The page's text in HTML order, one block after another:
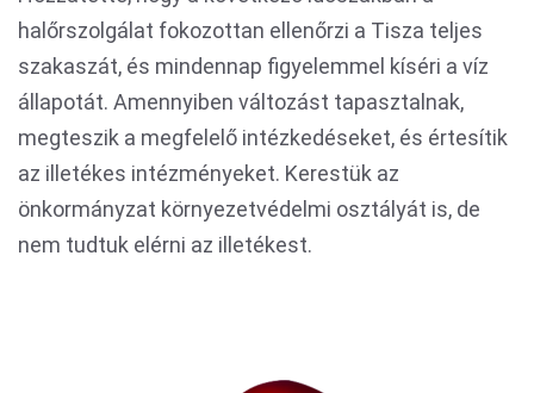
halőrszolgálat fokozottan ellenőrzi a Tisza teljes
szakaszát, és mindennap figyelemmel kíséri a víz
állapotát. Amennyiben változást tapasztalnak,
megteszik a megfelelő intézkedéseket, és értesítik
az illetékes intézményeket. Kerestük az
önkormányzat környezetvédelmi osztályát is, de
nem tudtuk elérni az illetékest.